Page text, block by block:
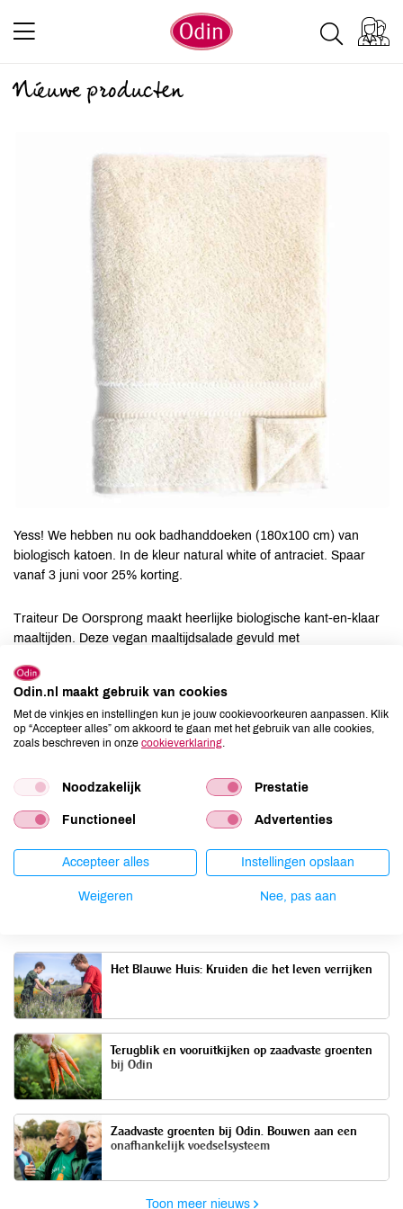
Nieuwe producten
Yess! We hebben nu ook badhanddoeken (180x100 cm) van
biologisch katoen. In de kleur natural white of antraciet. Spaar
vanaf 3 juni voor 25% korting.
Traiteur De Oorsprong maakt heerlijke biologische kant-en-klaar
maaltijden. Deze vegan maaltijdsalade gevuld met
onderweg!
Bekijk alle nieuwe producten
Datum
31 mei 2019
Het Blauwe Huis: Kruiden die het leven verrijken
Terugblik en vooruitkijken op zaadvaste groenten
bij Odin
Zaadvaste groenten bij Odin. Bouwen aan een
onafhankelijk voedselsysteem
Toon meer nieuws
Odin.nl maakt gebruik van cookies
Met de vinkjes en instellingen kun je jouw cookievoorkeuren aanpassen. Klik
op “Accepteer alles” om akkoord te gaan met het gebruik van alle cookies,
zoals beschreven in onze cookieverklaring.
Noodzakelijk Prestatie
Functioneel Advertenties
Accepteer alles Instellingen opslaan
Weigeren Nee, pas aan